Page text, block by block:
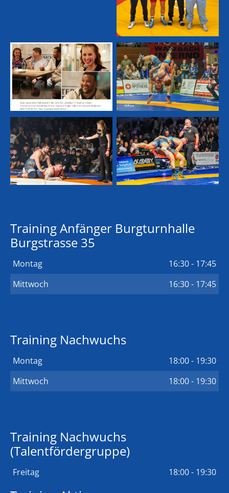
Training Anfänger Burgturnhalle
Burgstrasse 35
Montag
16:30 - 17:45
Mittwoch
16:30 - 17:45
Training Nachwuchs
Montag
18:00 - 19:30
Mittwoch
18:00 - 19:30
Training Nachwuchs
(Talentfördergruppe)
Freitag 18:00 - 19:30